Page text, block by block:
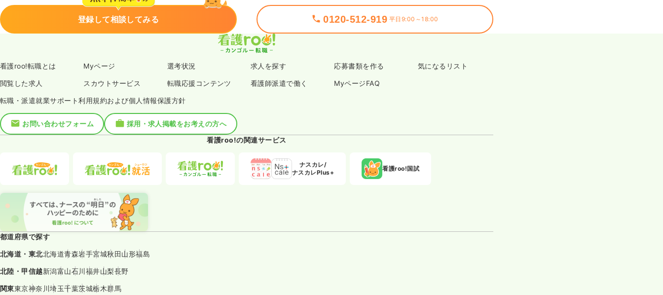
登録して相談してみる 0120-512-919 平日9:00～18:00
看護roo!転職とは Myページ 選考状況 求人を探す 応募書類を作る 気になるリスト
閲覧した求人 スカウトサービス 転職応援コンテンツ 看護師派遣で働く MyページFAQ
転職・派遣就業サポート利用規約および個人情報保護方針
お問い合わせフォーム
採用・求人掲載をお考えの方へ
看護roo!の関連サービス
ナスカレ/
ナスカレPlus+
看護roo!国試
都道府県で探す
北海道・東北北海道青森岩手宮城秋田山形福島
北陸・甲信越新潟富山石川福井山梨長野
関東東京神奈川埼玉千葉茨城栃木群馬